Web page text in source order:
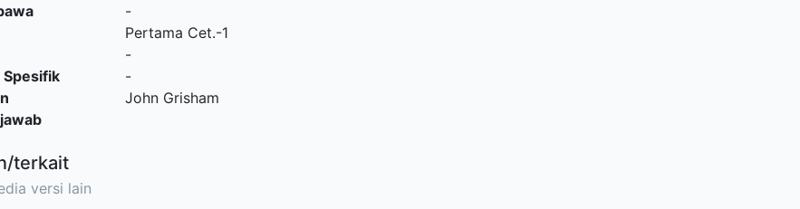
-
Pertama Cet.-1
-
Spesifik
-
John Grisham
terkait
versi lain